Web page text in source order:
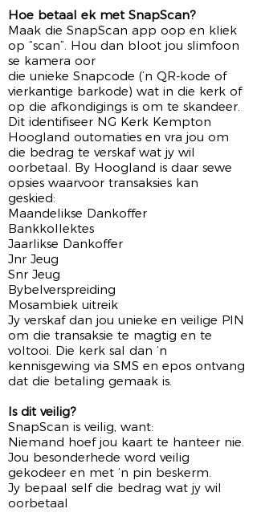
Hoe betaal ek met SnapScan?
Maak die SnapScan app oop en kliek
op “scan”. Hou dan bloot jou slimfoon
se kamera oor
die unieke Snapcode (’n QR-kode of
vierkantige barkode) wat in die kerk of
op die afkondigings is om te skandeer.
Dit identifiseer NG Kerk Kempton
Hoogland outomaties en vra jou om
die bedrag te verskaf wat jy wil
oorbetaal. By Hoogland is daar sewe
opsies waarvoor transaksies kan
geskied:
Maandelikse Dankoffer
Bankkollektes
Jaarlikse Dankoffer
Jnr Jeug
Snr Jeug
Bybelverspreiding
Mosambiek uitreik
Jy verskaf dan jou unieke en veilige PIN
om die transaksie te magtig en te
voltooi. Die kerk sal dan ‘n
kennisgewing via SMS en epos ontvang
dat die betaling gemaak is.
Is dit veilig?
SnapScan is veilig, want:
Niemand hoef jou kaart te hanteer nie.
Jou besonderhede word veilig
gekodeer en met ‘n pin beskerm.
Jy bepaal self die bedrag wat jy wil
oorbetaal